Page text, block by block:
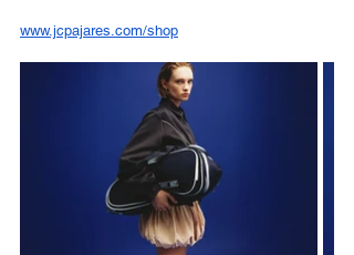
www.jcpajares.com/shop